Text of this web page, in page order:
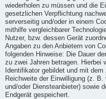
wiederholen zu müssen und die
gesetzlichen Verpflichtung
serverseitig und/oder in einem
mithilfe vergleichbarer
Nutzer, bzw. dessen Gerät
Angaben zu den Anbietern von
folgenden Hinweise: Die Dauer
zu zwei Jahren betragen. Hierbei
Identifikator gebildet und mit
Reichweite der Einwilligung (z.
und/oder Diensteanbieter) sowie
Endgerät gespeichert.